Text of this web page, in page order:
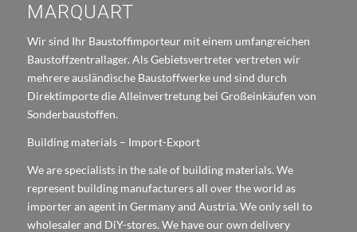
MARQUART
Wir sind Ihr Baustoffimporteur mit einem umfangreichen
Baustoffzentrallager. Als Gebietsvertreter vertreten wir
mehrere ausländische Baustoffwerke und sind durch
Direktimporte die Alleinvertretung bei Großeinkäufen von
Sonderbaustoffen.
Building materials – Import-Export
We are specialists in the sale of building materials. We
represent building manufacturers all over the world as
importer an agent in Germany and Austria. We only sell to
wholesaler and DiY-stores. We have our own delivery